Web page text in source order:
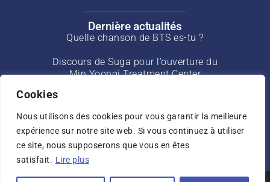
Cookies
Nous utilisons des cookies pour vous garantir la meilleure
expérience sur notre site web. Si vous continuez à utiliser
ce site, nous supposerons que vous en êtes
satisfait. Lire plus
Dernière actualités
Quelle chanson de BTS es-tu ?
Discours de Suga pour l’ouverture du
Min Yoongi Treatment Center
Interview de J-Hope pour Rolling Stone
de mars 2025
Interview de Jin pour USA Today de mai
2025